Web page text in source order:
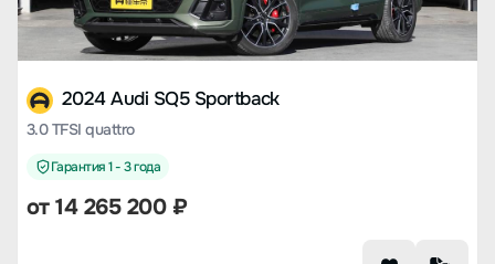
2024 Audi SQ5 Sportback
3.0 TFSI quattro
Гарантия 1 - 3 года
от 14 265 200 ₽